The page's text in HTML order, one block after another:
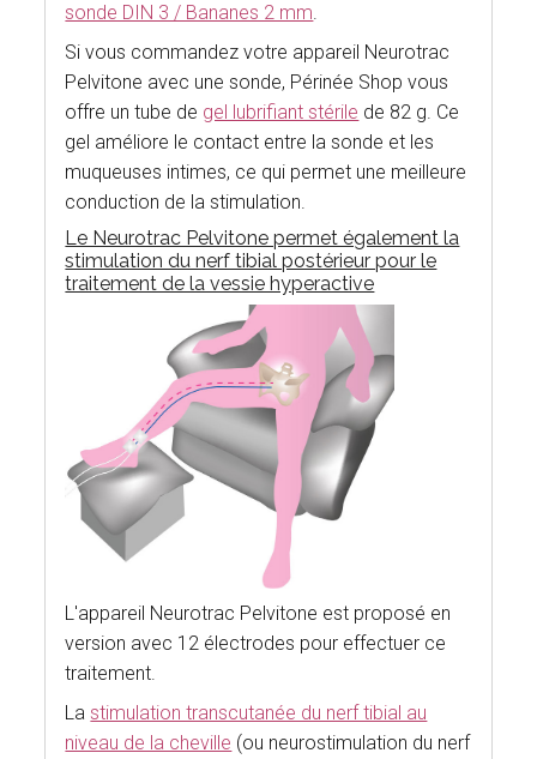
sonde DIN 3 / Bananes 2 mm.
Si vous commandez votre appareil Neurotrac
Pelvitone avec une sonde, Périnée Shop vous
offre un tube de gel lubrifiant stérile de 82 g. Ce
gel améliore le contact entre la sonde et les
muqueuses intimes, ce qui permet une meilleure
conduction de la stimulation.
Le Neurotrac Pelvitone permet également la
stimulation du nerf tibial postérieur pour le
traitement de la vessie hyperactive
L'appareil Neurotrac Pelvitone est proposé en
version avec 12 électrodes pour effectuer ce
traitement.
Lastimulation transcutanée du nerf tibial au
niveau de la cheville (ou neurostimulation du nerf